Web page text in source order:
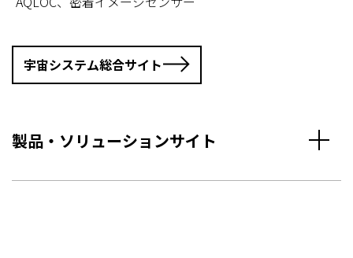
宇宙システム総合サイト
製品・ソリューションサイト